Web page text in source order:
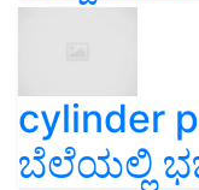
cylinder
ಬೆಲೆಯಲ್ಲಿ